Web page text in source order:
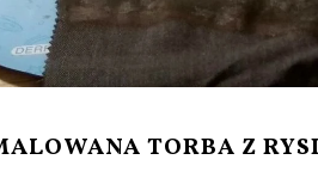
TORBA Z